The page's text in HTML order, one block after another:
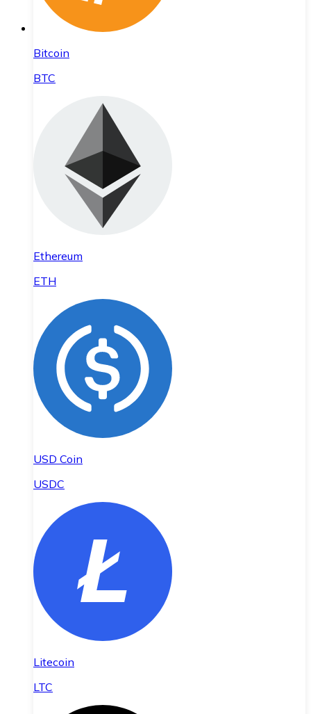
Bitcoin
BTC
Ethereum
ETH
USD Coin
USDC
Litecoin
LTC